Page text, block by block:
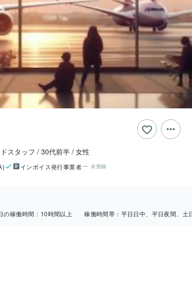
スタッフ 30代前半 女性
インボイス発行事業者 未登録
の稼働時間： 10時間以上 稼働時間帯： 平日日中、平日夜間、土